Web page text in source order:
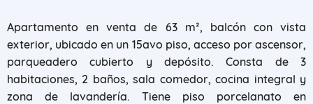
Apartamento en venta de 63 m², balcón con vista
exterior, ubicado en un 15avo piso, acceso por ascensor,
parqueadero cubierto y depósito. Consta de 3
habitaciones, 2 baños, sala comedor, cocina integral y
zona de lavandería. Tiene piso porcelanato en